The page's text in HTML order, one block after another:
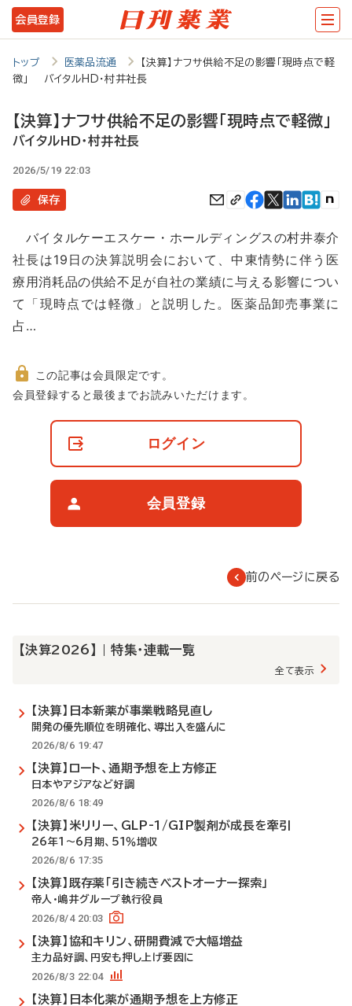
メ
イ
ツ
に
動
会員登録
トップ 医薬品流通
【決算】ナフサ供給不足の影響「現時点で軽
微」 バイタルHD・村井社長
【決算】ナフサ供給不足の影響「現時点で軽微」
バイタルHD・村井社長
2026/5/19 22:03
保存
バイタルケーエスケー・ホールディングスの村井泰介
社長は19日の決算説明会において、中東情勢に伴う医
療用消耗品の供給不足が自社の業績に与える影響につい
て「現時点では軽微」と説明した。医薬品卸売事業に
占…
非
この記事は会員限定です。
会員登録すると最後までお読みいただけます。
ログイン
会員登録
前のページに戻る
【決算2026】 | 特集・連載一覧
全て表示
【決算】日本新薬が事業戦略見直し
開発の優先順位を明確化、導出入を盛んに
2026/8/6 19:47
【決算】ロート、通期予想を上方修正
日本やアジアなど好調
2026/8/6 18:49
【決算】米リリー、GLP-1/GIP製剤が成長を牽引
26年1～6月期、51％増収
2026/8/6 17:35
【決算】既存薬「引き続きベストオーナー探索」
帝人・嶋井グループ執行役員
2026/8/4 20:03
【決算】協和キリン、研開費減で大幅増益
主力品好調、円安も押し上げ要因に
2026/8/3 22:04
【決算】日本化薬が通期予想を上方修正